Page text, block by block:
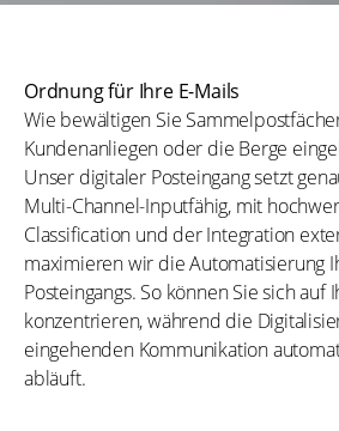
Ordnung für Ihre E-Mails
Wie bewältigen Sie
Kundenanliegen oder die Berge
Unser digitaler Posteingang setzt
Multi-Channel-Inputfähig, mit
Classification und der Integration
maximieren wir die Automatisierung
Posteingangs. So können Sie sich auf
konzentrieren, während die
eingehenden Kommunikation
abläuft.